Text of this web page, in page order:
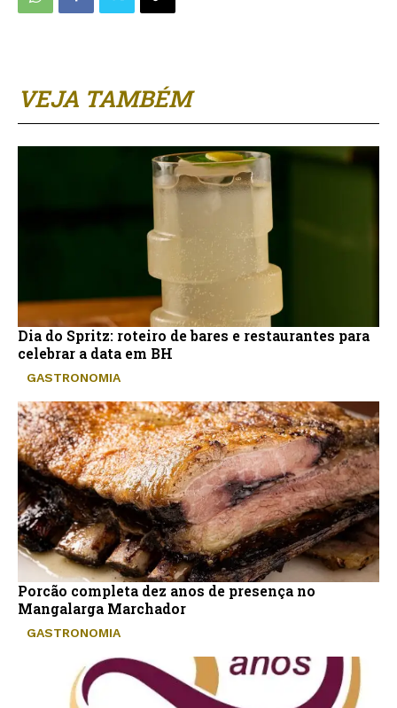
VEJA TAMBÉM
Dia do Spritz: roteiro de bares e restaurantes para
celebrar a data em BH
GASTRONOMIA
Porcão completa dez anos de presença no
Mangalarga Marchador
GASTRONOMIA